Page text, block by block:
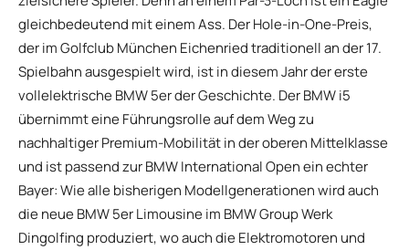
gleichbedeutend mit einem Ass. Der Hole-in-One-Preis,
der im Golfclub München Eichenried traditionell an der 17.
Spielbahn ausgespielt wird, ist in diesem Jahr der erste
vollelektrische BMW 5er der Geschichte. Der BMW i5
übernimmt eine Führungsrolle auf dem Weg zu
nachhaltiger Premium-Mobilität in der oberen Mittelklasse
und ist passend zur BMW International Open ein echter
Bayer: Wie alle bisherigen Modellgenerationen wird auch
die neue BMW 5er Limousine im BMW Group Werk
Dingolfing produziert, wo auch die Elektromotoren und